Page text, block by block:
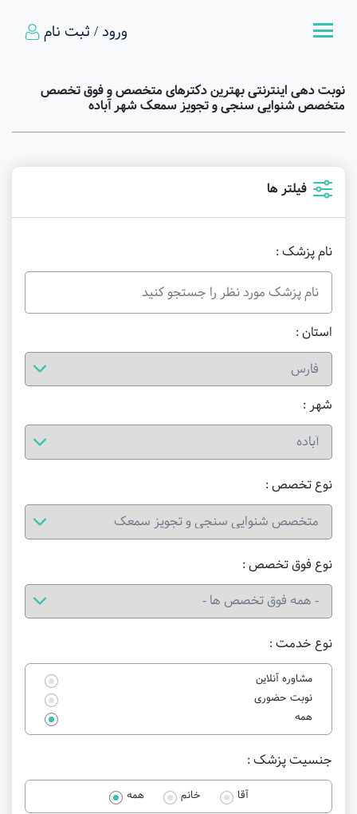
ورود / ثبت نام
نوبت دهی اینترنتی بهترین دکترهای متخصص و فوق تخصص
متخصص شنوایی سنجی و تجویز سمعک شهر آباده
فیلتر ها
نام پزشک :
استان :
شهر :
نوع خدمت :
مشاوره آنلاین
نوبت حضوری
همه
نوع تخصص :
نوع فوق تخصص :
جنسیت پزشک :
آقا خانم همه